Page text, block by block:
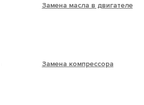
Замена масла в двигателе
Замена компрессора